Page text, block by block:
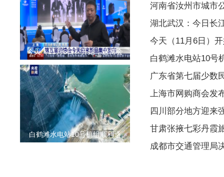
今天（11月6日）开始，进博会
白鹤滩水电站10号机组顺利通
河南省汝州市城市
湖北武汉：今日长
今天（11月6日）
白鹤滩水电站10号
广东省第七届少数
上海市网购商会发
四川部分地方迎来
甘肃张掖七彩丹霞
成都市交通管理局